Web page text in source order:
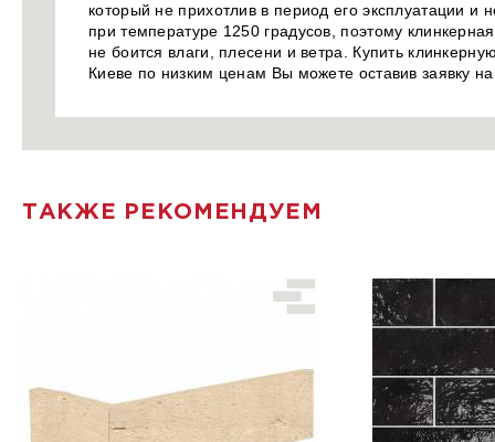
который не прихотлив в период его эксплуатации и
при температуре 1250 градусов, поэтому
не боится влаги, плесени и ветра. Купить
Киеве по низким ценам Вы можете оставив заявку
ТАКЖЕ РЕКОМЕНДУЕМ